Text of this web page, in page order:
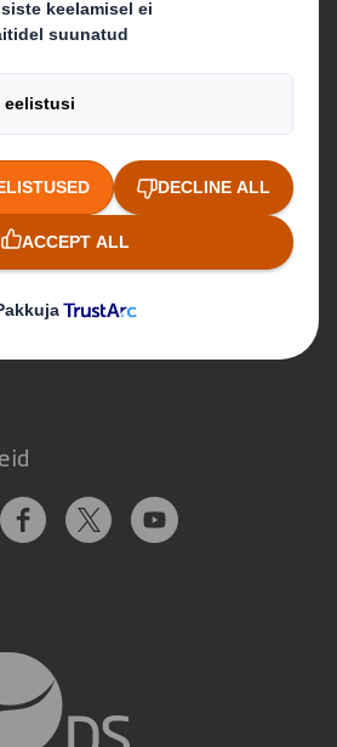
pakume
Tooted
Teenused
ühendust
Kontaktid